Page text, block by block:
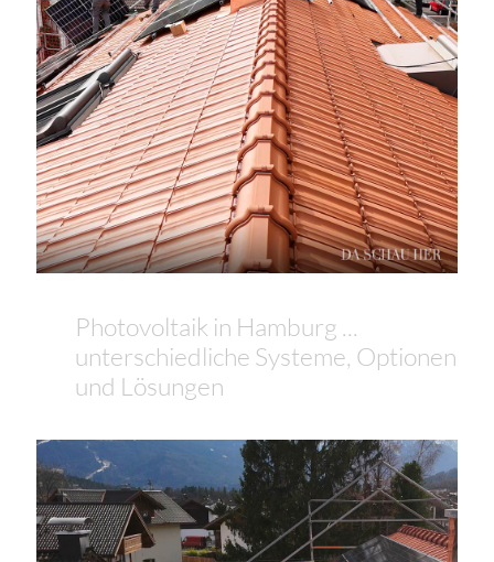
Photovoltaik in Hamburg ...
unterschiedliche Systeme, Optionen
und Lösungen